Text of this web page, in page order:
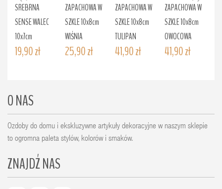
SREBRNA
SENSE WALEC
10x7cm
19,90 zł
ZAPACHOWA W
SZKLE 10x8cm
WIŚNIA
25,90 zł
ZAPACHOWA W
SZKLE 10x8cm
TULIPAN
41,90 zł
ZAPACHOWA W
SZKLE 10x8cm
OWOCOWA
41,90 zł
O NAS
Ozdoby do domu i ekskluzywne artykuły dekoracyjne w naszym sklepie
to ogromna paleta stylów, kolorów i smaków.
ZNAJDŹ NAS